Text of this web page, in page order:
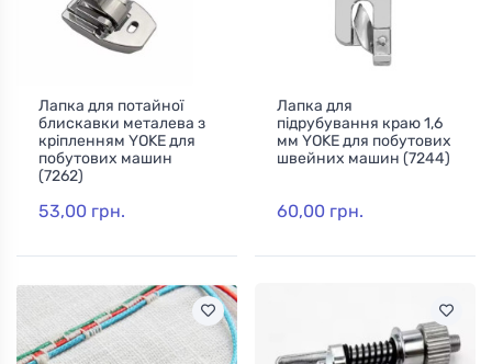
Лапка для потайної
блискавки металева з
кріпленням YOKE для
побутових машин
(7262)
53,00 грн.
Лапка для
підрубування краю 1,6
мм YOKE для побутових
швейних машин (7244)
60,00 грн.